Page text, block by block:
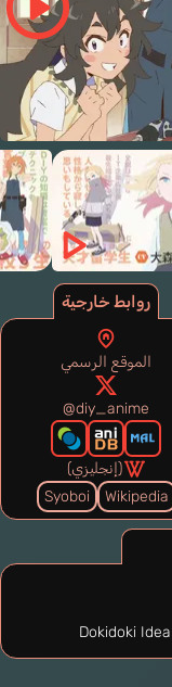
Dokidoki
روابط خارجية
الموقع الرسمي
@diy_anime
(إنجليزي)
Wikipedia
Syoboi